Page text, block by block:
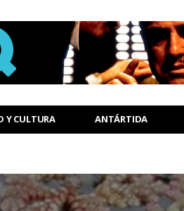
Y CULTURA ANTÁRTIDA